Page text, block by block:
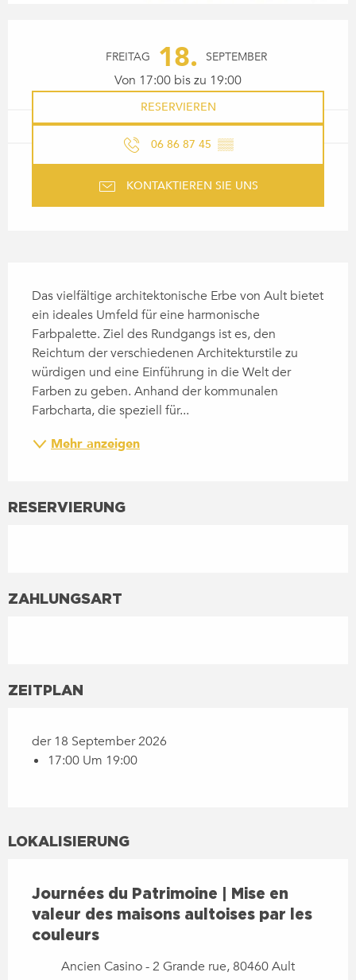
FREITAG 18. SEPTEMBER
Von 17:00 bis zu 19:00
RESERVIEREN
06 86 87 45 ▒▒
KONTAKTIEREN SIE UNS
Das vielfältige architektonische Erbe von Ault bietet
ein ideales Umfeld für eine harmonische
Farbpalette. Ziel des Rundgangs ist es, den
Reichtum der verschiedenen Architekturstile zu
würdigen und eine Einführung in die Welt der
Farben zu geben. Anhand der kommunalen
Farbcharta, die speziell für...
Mehr anzeigen
RESERVIERUNG
ZAHLUNGSART
ZEITPLAN
der 18 September 2026
17:00 Um 19:00
LOKALISIERUNG
Journées du Patrimoine | Mise en
valeur des maisons aultoises par les
couleurs
Ancien Casino - 2 Grande rue, 80460 Ault